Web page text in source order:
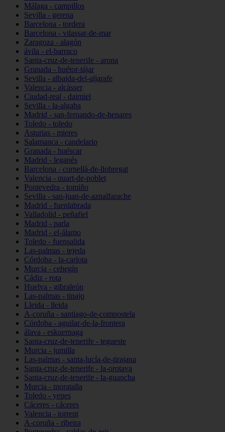
Málaga - campillos
Sevilla - gerena
Barcelona - tordera
Barcelona - vilassar-de-mar
Zaragoza - alagón
ávila - el-barraco
Santa-cruz-de-tenerife - arona
Granada - huétor-tájar
Sevilla - albaida-del-aljarafe
Valencia - alcàsser
Ciudad-real - daimiel
Sevilla - la-algaba
Madrid - san-fernando-de-henares
Toledo - toledo
Asturias - mieres
Salamanca - candelario
Granada - huéscar
Madrid - leganés
Barcelona - cornellà-de-llobregat
Valencia - quart-de-poblet
Pontevedra - tomiño
Sevilla - san-juan-de-aznalfarache
Madrid - fuenlabrada
Valladolid - peñafiel
Madrid - parla
Madrid - el-álamo
Toledo - fuensalida
Las-palmas - tejeda
Córdoba - la-carlota
Murcia - cehegín
Cádiz - rota
Huelva - gibraleón
Las-palmas - tinajo
Lleida - lleida
A-coruña - santiago-de-compostela
Córdoba - aguilar-de-la-frontera
álava - eskuernaga
Santa-cruz-de-tenerife - tegueste
Murcia - jumilla
Las-palmas - santa-lucía-de-tirajana
Santa-cruz-de-tenerife - la-orotava
Santa-cruz-de-tenerife - la-guancha
Murcia - moratalla
Toledo - yepes
Cáceres - cáceres
Valencia - torrent
A-coruña - ribeira